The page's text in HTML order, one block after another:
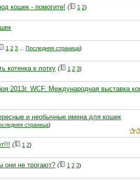
кошек - помогите! ( 1 2)
1 2 3 Последняя страница)
котенка к лотку ( 1 2 3)
2013г. WCF. Международная выставка
и необычные имена для кошек
страница)
( 1 2)
они не трогают? ( 1 2 3)